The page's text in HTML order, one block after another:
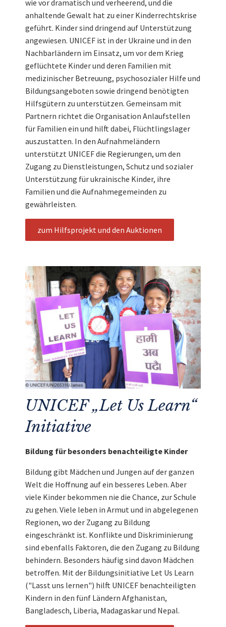
wie vor dramatisch und verheerend, und die
anhaltende Gewalt hat zu einer Kinderrechtskrise
geführt. Kinder sind dringend auf Unterstützung
angewiesen. UNICEF ist in der Ukraine und in den
Nachbarländern im Einsatz, um vor dem Krieg
geflüchtete Kinder und deren Familien mit
medizinischer Betreuung, psychosozialer Hilfe und
Bildungsangeboten sowie dringend benötigten
Hilfsgütern zu unterstützen. Gemeinsam mit
Partnern richtet die Organisation Anlaufstellen
für Familien ein und hilft dabei, Flüchtlingslager
auszustatten. In den Aufnahmeländern
unterstützt UNICEF die Regierungen, um den
Zugang zu Dienstleistungen, Schutz und sozialer
Unterstützung für ukrainische Kinder, ihre
Familien und die Aufnahmegemeinden zu
gewährleisten.
zum Hilfsprojekt und den Auktionen
UNICEF „Let Us Learn“
Initiative
Bildung für besonders benachteiligte Kinder
Bildung gibt Mädchen und Jungen auf der ganzen
Welt die Hoffnung auf ein besseres Leben. Aber
viele Kinder bekommen nie die Chance, zur Schule
zu gehen. Viele leben in Armut und in abgelegenen
Regionen, wo der Zugang zu Bildung
eingeschränkt ist. Konflikte und Diskriminierung
sind ebenfalls Faktoren, die den Zugang zu Bildung
behindern. Besonders häufig sind davon Mädchen
betroffen. Mit der Bildungsinitiative Let Us Learn
("Lasst uns lernen") hilft UNICEF benachteiligten
Kindern in den fünf Ländern Afghanistan,
Bangladesch, Liberia, Madagaskar und Nepal.